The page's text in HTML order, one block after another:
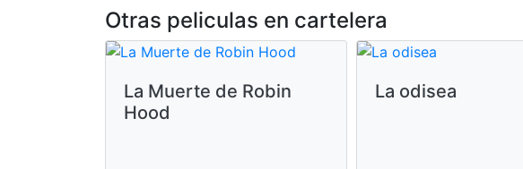
Otras peliculas en cartelera
La Muerte de Robin
Hood
La odisea